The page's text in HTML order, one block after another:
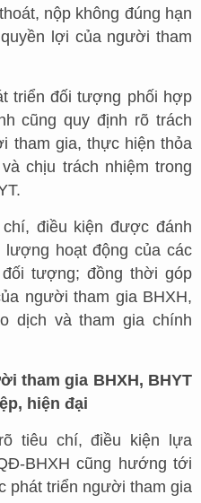
nộp không đúng hạn
lợi của người tham
triển đối tượng phối hợp
cũng quy định rõ trách
tham gia, thực hiện thỏa
chịu trách nhiệm trong
điều kiện được đánh
hoạt động của các
tượng; đồng thời góp
người tham gia BHXH,
dịch và tham gia chính
tham gia BHXH, BHYT
hiện đại
tiêu chí, điều kiện lựa
BHXH cũng hướng tới
phát triển người tham gia